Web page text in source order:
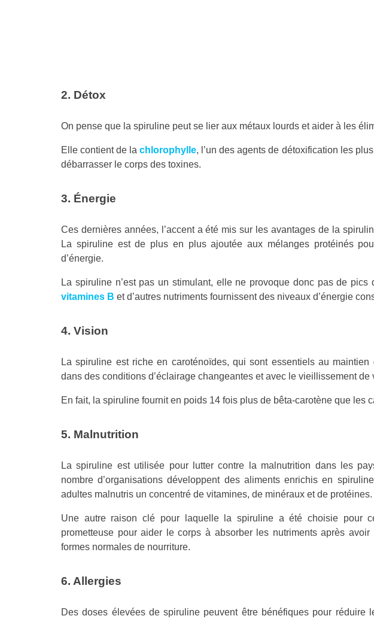
2. Détox
On pense que la spiruline peut se lier aux métaux lourds et aider à les
Elle contient de lachlorophylle, l’un des agents de détoxification les
débarrasser le corps des toxines.
3. Énergie
Ces dernières années, l’accent a été mis sur les avantages de la
La spiruline est de plus en plus ajoutée aux mélanges protéinés
d’énergie.
La spiruline n’est pas un stimulant, elle ne provoque donc pas de pics
vitamines B et d’autres nutriments fournissent des niveaux d’énergie
4. Vision
La spiruline est riche en caroténoïdes, qui sont essentiels au maintien
dans des conditions d’éclairage changeantes et avec le vieillissement de
En fait, la spiruline fournit en poids 14 fois plus de bêta-carotène que les
5. Malnutrition
La spiruline est utilisée pour lutter contre la malnutrition dans les
nombre d’organisations développent des aliments enrichis en
adultes malnutris un concentré de vitamines, de minéraux et de protéines.
Une autre raison clé pour laquelle la spiruline a été choisie pour
prometteuse pour aider le corps à absorber les nutriments après avoir
formes normales de nourriture.
6. Allergies
Des doses élevées de spiruline peuvent être bénéfiques pour réduire